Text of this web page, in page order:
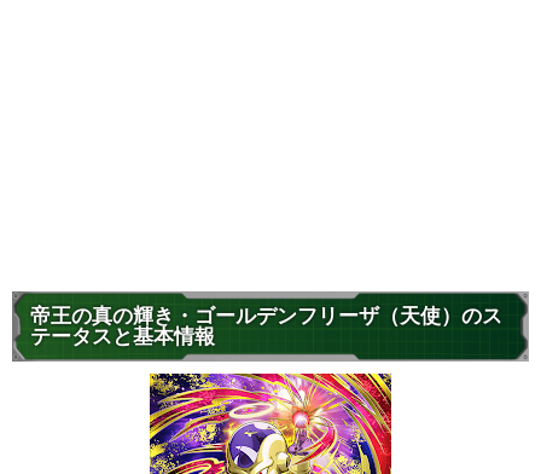
帝王の真の輝き・ゴールデンフリーザ（天使）のス
テータスと基本情報